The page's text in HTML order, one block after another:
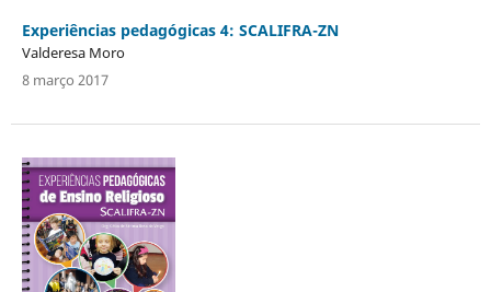
Experiências pedagógicas 4: SCALIFRA-ZN
Valderesa Moro
8 março 2017